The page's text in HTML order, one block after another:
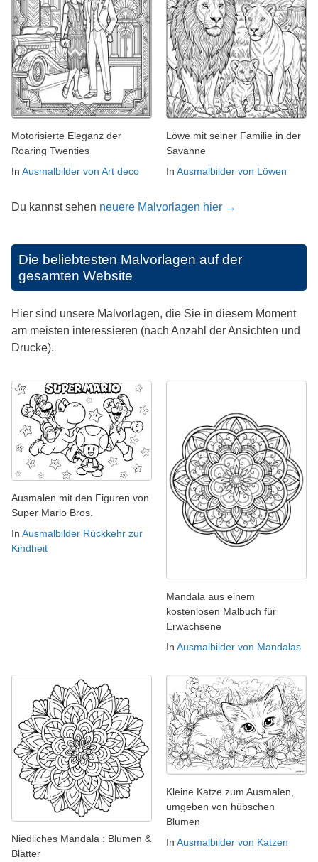
Motorisierte Eleganz der
Roaring Twenties
In Ausmalbilder von Art deco
Löwe mit seiner Familie in der
Savanne
In Ausmalbilder von Löwen
Du kannst sehen neuere Malvorlagen hier →
Die beliebtesten Malvorlagen auf der
gesamten Website
Hier sind unsere Malvorlagen, die Sie in diesem Moment
am meisten interessieren (nach Anzahl der Ansichten und
Drucke).
Ausmalen mit den Figuren von
Super Mario Bros.
In Ausmalbilder Rückkehr zur
Kindheit
Mandala aus einem
kostenlosen Malbuch für
Erwachsene
In Ausmalbilder von Mandalas
Niedliches Mandala : Blumen &
Blätter
Kleine Katze zum Ausmalen,
umgeben von hübschen
Blumen
In Ausmalbilder von Katzen